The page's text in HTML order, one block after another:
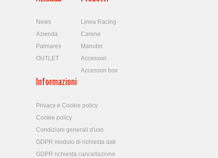
News
Azienda
Palmares
OUTLET
Linea Racing
Carene
Manubri
Accessori
Accessori box
Informazioni
Privacy e Cookie policy
Cookie policy
Condizioni generali d'uso
GDPR modulo di richiesta dati
GDPR richiesta cancellazione